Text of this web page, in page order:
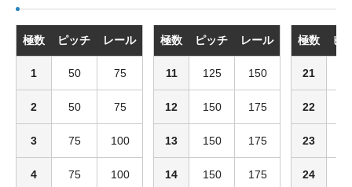
極数 ピッチ レール
1 50 75
2 50 75
3 75 100
4 75 100
極数 ピッチ レール
11 125 150
12 150 175
13 150 175
14 150 175
極数 ピ
21
22
23
24